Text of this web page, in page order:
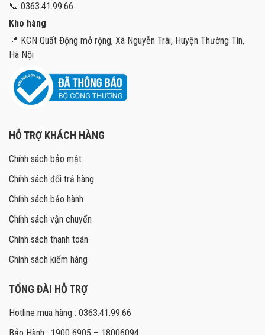
📞 0363.41.99.66
Kho hàng
📍 KCN Quất Động mở rộng, Xã Nguyễn Trãi, Huyện Thường Tín,
Hà Nội
HỖ TRỢ KHÁCH HÀNG
Chính sách bảo mật
Chính sách đổi trả hàng
Chính sách bảo hành
Chính sách vận chuyển
Chính sách thanh toán
Chính sách kiểm hàng
TỔNG ĐÀI HỖ TRỢ
Hotline mua hàng : 0363.41.99.66